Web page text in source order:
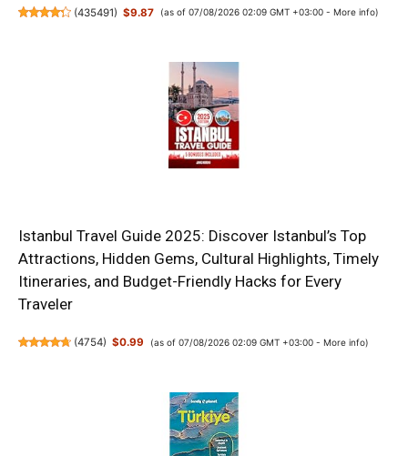
(435491) $9.87 (as of 07/08/2026 02:09 GMT +03:00 - More info)
Istanbul Travel Guide 2025: Discover Istanbul’s Top
Attractions, Hidden Gems, Cultural Highlights, Timely
Itineraries, and Budget-Friendly Hacks for Every
Traveler
(4754) $0.99 (as of 07/08/2026 02:09 GMT +03:00 - More info)